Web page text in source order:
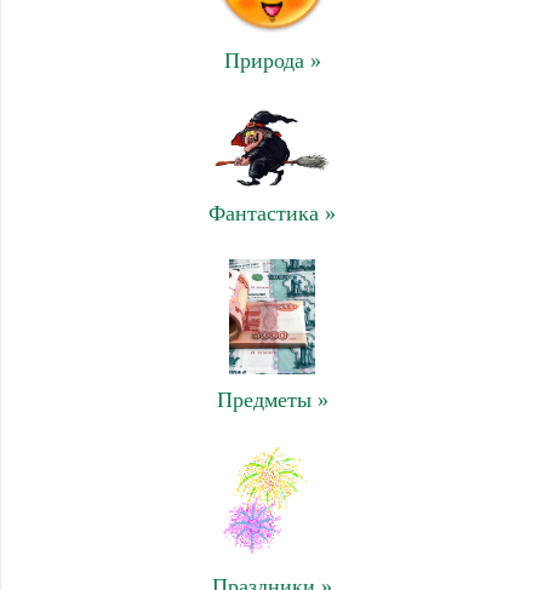
Природа »
Фантастика »
Предметы »